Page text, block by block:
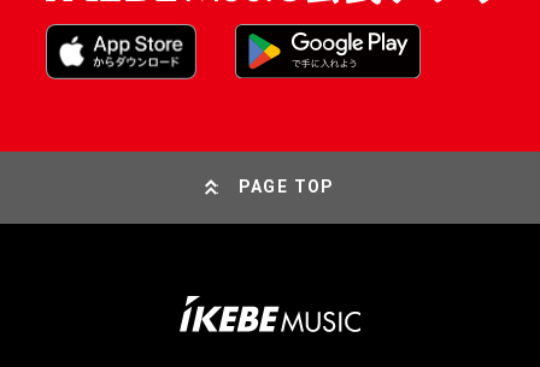
PAGE TOP